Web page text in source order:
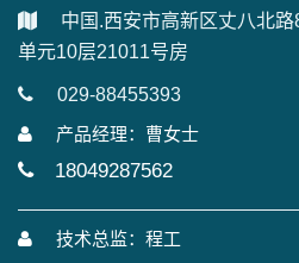
中国.西安市高新区丈八北
单元10层21011号房
029-88455393
产品经理：曹女士
18049287562
技术总监：程工